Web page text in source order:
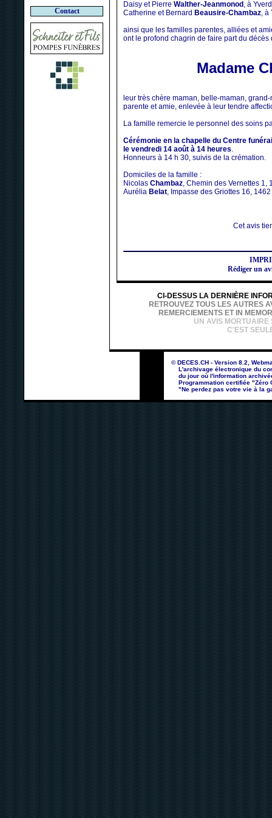
Contact
Daisy et Pierre Walther-Jeanmonod , à
Catherine et Bernard Beausire-Chambaz, à
ainsi que les familles parentes, alliées et
ont le profond chagrin de faire part du décès
Madame
leur très chère maman, belle-maman,
parente et amie, enlevée à leur tendre
La famille remercie le personnel des soins
Cérémonie en la chapelle du Centre
le vendredi 14 août à 14 heures.
Honneurs à 14 h 30, suivis de la crémation.
Domiciles de la famille :
Nicolas Chambaz, Chemin des Vernettes 1,
Aurélia Belat, Impasse des Griottes 16, 1462
Cet avis
Rédiger un
CI-DESSUS LA DERNIÈRE
RETROUVEZ TOUS LES AUTRES
REMERCIEMENTS ET IN
UN AVIS
C'EST
© DECES.CH - Version 8.2,
L'archivage électronique du
du jour où l'information
Programmation certifiée "Zéro
"Ne perdez pas votre vie à la